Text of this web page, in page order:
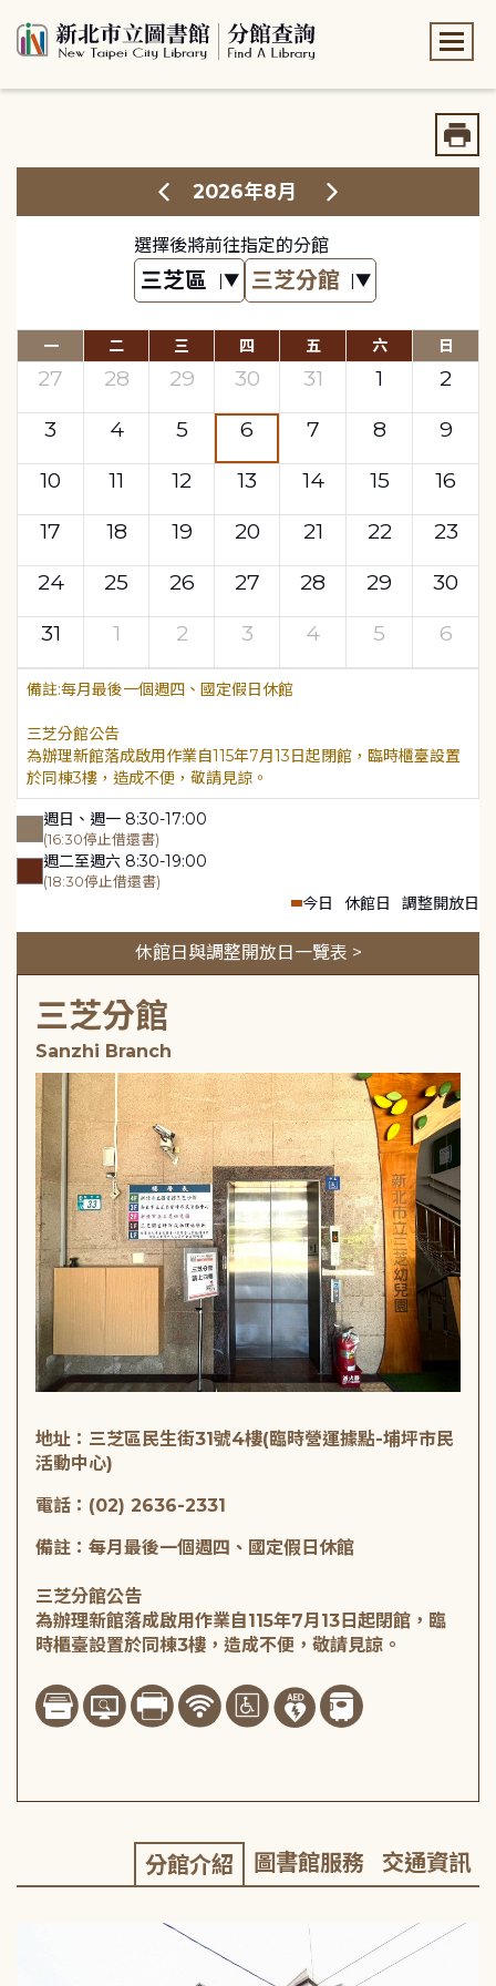
2026年8月
選擇後將前往指定的分館
一 二 三 四 五 六 日
27 28 29 30 31 1
2
3
4 5 6 7 8
9
10
11 12 13 14 15
16
17
18 19 20 21 22
23
24
25 26 27 28 29
30
31
1 2 3 4 5 6
每月最後一個週四、國定假日休館
三芝分館公告
為辦理新館落成啟用作業自115年7月13日起閉館，臨時櫃臺設置
於同棟3樓，造成不便，敬請見諒。
週日、週一 8:30-17:00
(16:30停止借還書)
週二至週六 8:30-19:00
(18:30停止借還書)
今日 休館日 調整開放日
休館日與調整開放日一覽表 >
三芝分館
Sanzhi Branch
地址：三芝區民生街31號4樓(臨時營運據點-埔坪市民
活動中心)
電話：(02) 2636-2331
備註：每月最後一個週四、國定假日休館
三芝分館公告
為辦理新館落成啟用作業自115年7月13日起閉館，臨
時櫃臺設置於同棟3樓，造成不便，敬請見諒。
分館介紹 圖書館服務 交通資訊